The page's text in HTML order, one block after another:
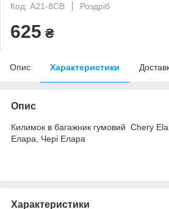
Код: A21-8CB
Роздріб
625 ₴
Опис Характеристики
Опис
Килимок в багажник гумовий Chery
Елара, Чері Елара
Характеристики